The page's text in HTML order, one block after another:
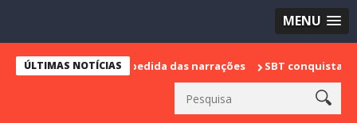
MENU
ÚLTIMAS NOTÍCIAS
sua despedida das narrações SBT conquista a vice